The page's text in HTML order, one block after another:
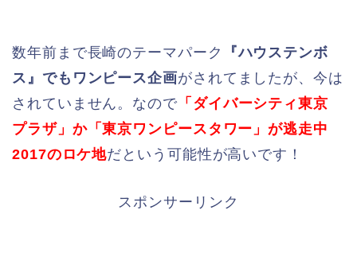
数年前まで長崎のテーマパーク
『ハウステンボ
ス』でもワンピース企画がされてましたが、今は
されていません。なので「ダイバーシティ東京
プラザ」か「東京ワンピースタワー」が逃走中
2017のロケ地だという可能性が高いです！
スポンサーリンク